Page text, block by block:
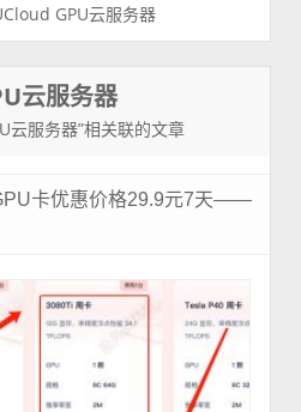
GPU云服务器
云服务器
云服务器”相关联的文章
卡优惠价格29.9元7天——